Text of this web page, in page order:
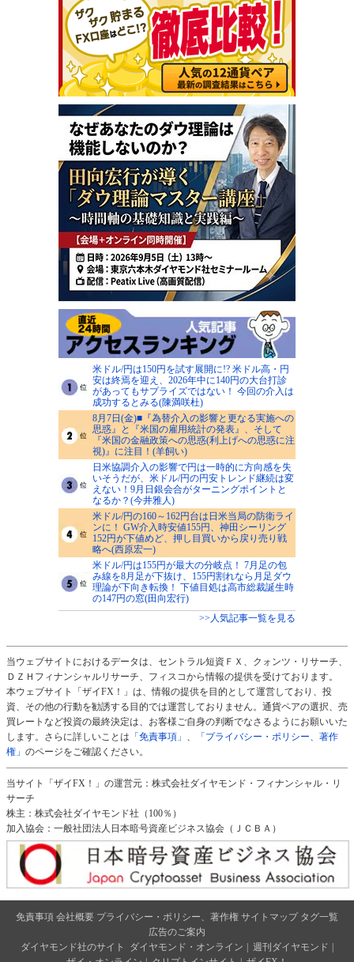
米ドル/円は150円を試す展開に!? 米ドル高・円
安は終焉を迎え、2026年中に140円の大台打診
があってもサプライズではない！ 今回の介入は
成功するとみる(陳満咲杜)
8月7日(金)■『為替介入の影響と更なる実施への
思惑』と『米国の雇用統計の発表』、そして
『米国の金融政策への思惑(利上げへの思惑に注
視)』に注目！(羊飼い)
日米協調介入の影響で円は一時的に方向感を失
いそうだが、米ドル/円の円安トレンド継続は変
えない！9月日銀会合がターニングポイントと
なるか？(今井雅人)
米ドル/円の160～162円台は日米当局の防衛ライ
ンに！ GW介入時安値155円、神田シーリング
152円が下値めど、押し目買いから戻り売り戦
略へ(西原宏一)
米ドル/円は155円が最大の分岐点！ 7月足の包
み線を8月足が下抜け、155円割れなら月足ダウ
理論が下向き転換！ 下値目処は高市総裁誕生時
の147円の窓(田向宏行)
>>人気記事一覧を見る
当ウェブサイトにおけるデータは、セントラル短資ＦＸ、クォンツ・リサーチ、
ＤＺＨフィナンシャルリサーチ、フィスコから情報の提供を受けております。
本ウェブサイト「ザイFX！」は、情報の提供を目的として運営しており、投
資、その他の行動を勧誘する目的では運営しておりません。通貨ペアの選択、売
買レートなど投資の最終決定は、お客様ご自身の判断でなさるようにお願いいた
します。さらに詳しいことは 「免責事項」 、
「プライバシー・ポリシー、著作
権」 のページをご確認ください。
当サイト「ザイFX！」の運営元：株式会社ダイヤモンド・フィナンシャル・リ
サーチ
株主：株式会社ダイヤモンド社（100％）
加入協会：一般社団法人日本暗号資産ビジネス協会（ＪＣＢＡ）
免責事項 会社概要 プライバシー・ポリシー、著作権 サイトマップ タグ一覧
広告のご案内
ダイヤモンド社のサイト
ダイヤモンド・オンライン 週刊ダイヤモンド